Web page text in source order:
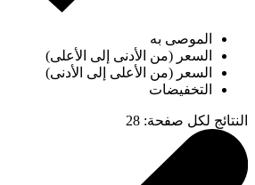
الموصى به
السعر (من الأدنى إلى الأعلى)
السعر (من الأعلى إلى الأدنى)
التخفيضات
النتائج لكل صفحة:
28